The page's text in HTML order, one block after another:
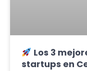
Los 3
startups en